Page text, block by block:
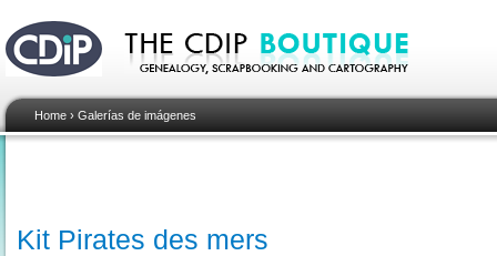
Home › Galerías de imágenes
Kit Pirates des mers